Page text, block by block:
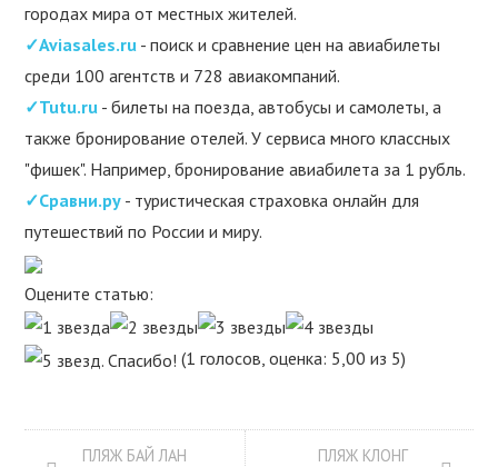
городах мира от местных жителей.
✓Aviasales.ru - поиск и сравнение цен на авиабилеты
среди 100 агентств и 728 авиакомпаний.
✓Tutu.ru - билеты на поезда, автобусы и самолеты, а
также бронирование отелей. У сервиса много классных
"фишек". Например, бронирование авиабилета за 1 рубль.
✓Сравни.ру - туристическая страховка онлайн для
путешествий по России и миру.
Оцените статью:
(1 голосов, оценка: 5,00 из 5)
ПЛЯЖ БАЙ ЛАН
ПЛЯЖ КЛОНГ